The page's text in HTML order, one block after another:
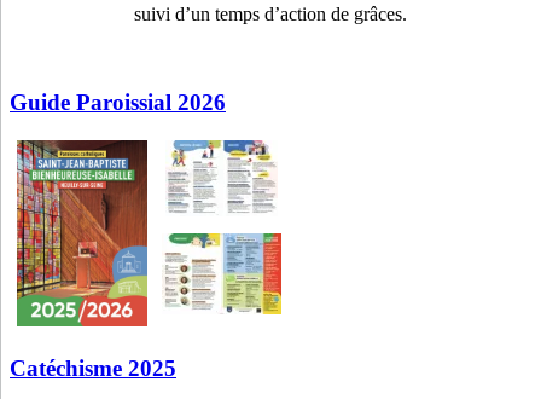
suivi d’un temps d’action de grâces.
Guide Paroissial 2026
Catéchisme 2025